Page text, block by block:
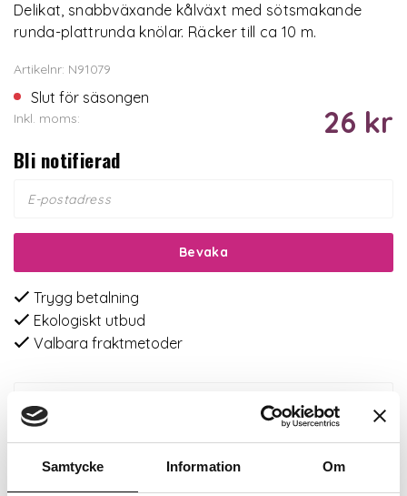
Samtycke Information Om
Delikat, snabbväxande kålväxt med sötsmakande
runda-plattrunda knölar. Räcker till ca 10 m.
Artikelnr: N91079
Slut för säsongen
Inkl. moms: 26 kr
Bli notifierad
Bevaka
Trygg betalning
Ekologiskt utbud
Valbara fraktmetoder
Beskrivning